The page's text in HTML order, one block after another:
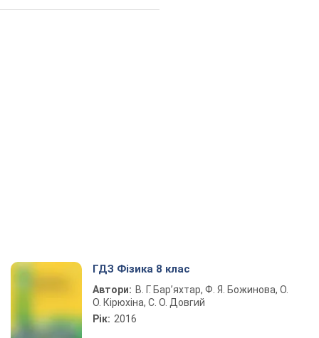
ГДЗ Фізика 8 клас
Автори: В. Г. Бар’яхтар, Ф. Я. Божинова, О.
О. Кірюхіна, С. О. Довгий
Рік: 2016